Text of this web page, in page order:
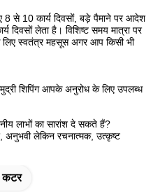
से 10 कार्य दिवसों, बड़े पैमाने पर आदेश
लेता है। विशिष्ट समय मात्रा पर
लिए स्वतंत्र महसूस अगर आप किसी भी
शिपिंग आपके अनुरोध के लिए उपलब्ध
लाभों का सारांश दे सकते हैं?
अनुभवी लेकिन रचनात्मक, उत्कृष्ट
कटर